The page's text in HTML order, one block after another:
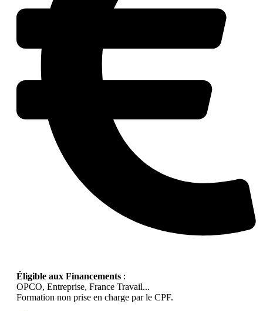
Éligible aux Financements :
OPCO, Entreprise, France Travail...
Formation non prise en charge par le CPF.